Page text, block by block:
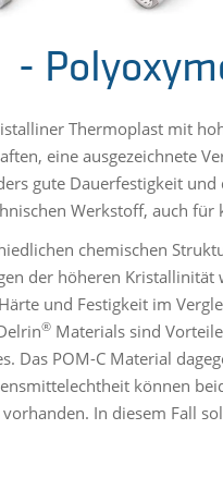
Thermoplast mit
eine ausgezeichnete
gute Dauerfestigkeit
Werkstoff, auch für
chemischen
der höheren
und Festigkeit im
® Materials sind
Das POM-C Material
können
In diesem Fall